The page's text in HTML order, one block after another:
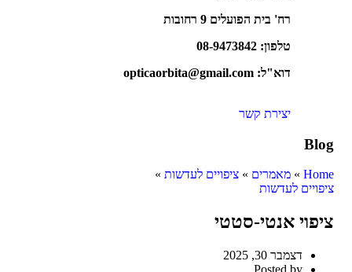
רח' בית הפועלים 9 רחובות
טלפון: 08-9473842
דוא"ל: opticaorbita@gmail.com
יצירת קשר
Blog
Home
» מאמרים » ציפויים לעדשות »
ציפויים לעדשות
ציפוי אנטי-סטטי
דצמבר 30, 2025